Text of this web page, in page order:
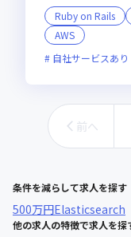
Ruby on Rails
AWS
自社サービスあり
前へ
条件を減らして求人を探す
500万円Elasticsearch
他の求人の特徴で求人を探